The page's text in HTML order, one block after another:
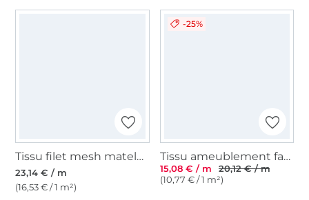
Tissu filet mesh matelassé 3D , gris
23,14 € / m
(16,53 € / 1 m²)
-25%
Tissu ameublement fauteuil canapé 3D Sonic, crème
15,08 € / m
20,12 € / m
(10,77 € / 1 m²)